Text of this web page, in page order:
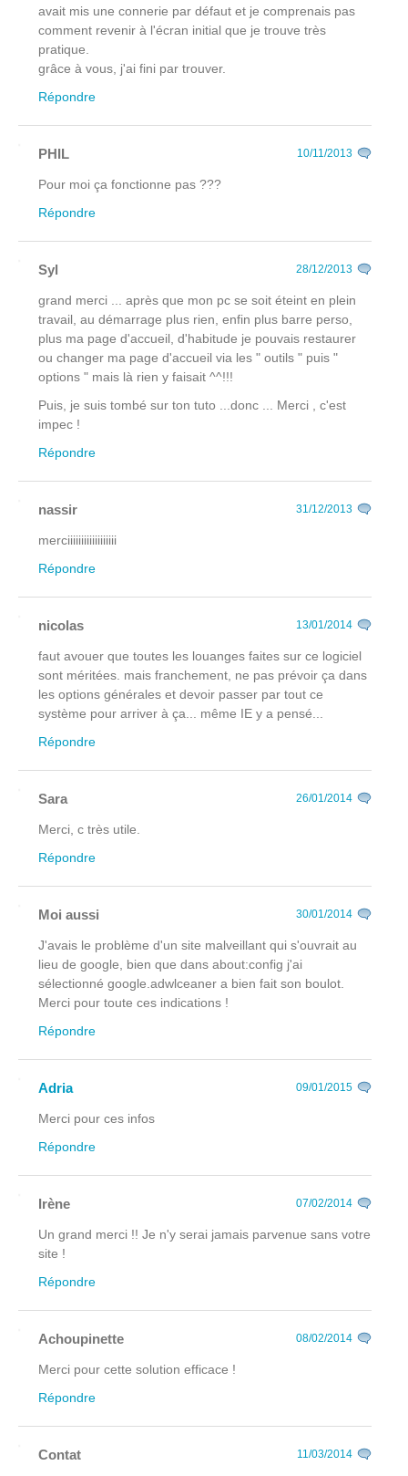
avait mis une connerie par défaut et je comprenais pas
comment revenir à l'écran initial que je trouve très
pratique.
grâce à vous, j'ai fini par trouver.
Répondre
PHIL 10/11/2013
Pour moi ça fonctionne pas ???
Répondre
Syl 28/12/2013
grand merci ... après que mon pc se soit éteint en plein
travail, au démarrage plus rien, enfin plus barre perso,
plus ma page d'accueil, d'habitude je pouvais restaurer
ou changer ma page d'accueil via les " outils " puis "
options " mais là rien y faisait ^^!!!
Puis, je suis tombé sur ton tuto ...donc ... Merci , c'est
impec !
Répondre
nassir 31/12/2013
merciiiiiiiiiiiiiiiiii
Répondre
nicolas 13/01/2014
faut avouer que toutes les louanges faites sur ce logiciel
sont méritées. mais franchement, ne pas prévoir ça dans
les options générales et devoir passer par tout ce
système pour arriver à ça... même IE y a pensé...
Répondre
Sara 26/01/2014
Merci, c très utile.
Répondre
Moi aussi 30/01/2014
J'avais le problème d'un site malveillant qui s'ouvrait au
lieu de google, bien que dans about:config j'ai
sélectionné google.adwlceaner a bien fait son boulot.
Merci pour toute ces indications !
Répondre
Adria 09/01/2015
Merci pour ces infos
Répondre
Irène 07/02/2014
Un grand merci !! Je n'y serai jamais parvenue sans votre
site !
Répondre
Achoupinette 08/02/2014
Merci pour cette solution efficace !
Répondre
Contat 11/03/2014